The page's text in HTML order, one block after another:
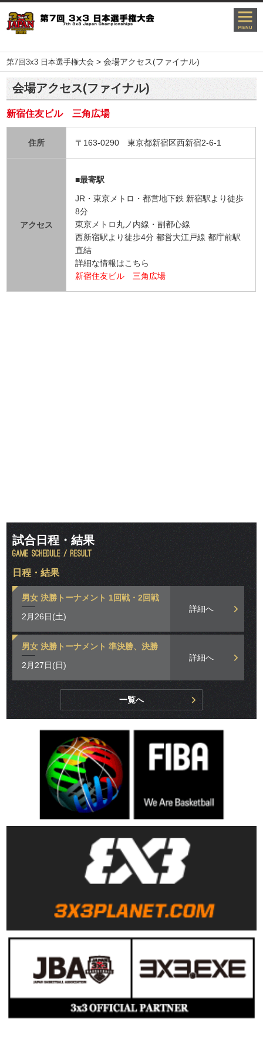
第7回3x3 日本選手権大会 >会場アクセス(ファイナル)
会場アクセス(ファイナル)
新宿住友ビル 三角広場
住所 〒163-0290 東京都新宿区西新宿2-6-1
アクセス
■最寄駅
JR・東京メトロ・都営地下鉄 新宿駅より徒歩
8分
東京メトロ丸ノ内線・副都心線
西新宿駅より徒歩4分 都営大江戸線 都庁前駅
直結
詳細な情報はこちら
新宿住友ビル 三角広場
試合日程・結果
日程・結果
男女 決勝トーナメント 1回戦・2回戦
2月26日(土)
詳細へ
男女 決勝トーナメント 準決勝、決勝
2月27日(日)
詳細へ
一覧へ